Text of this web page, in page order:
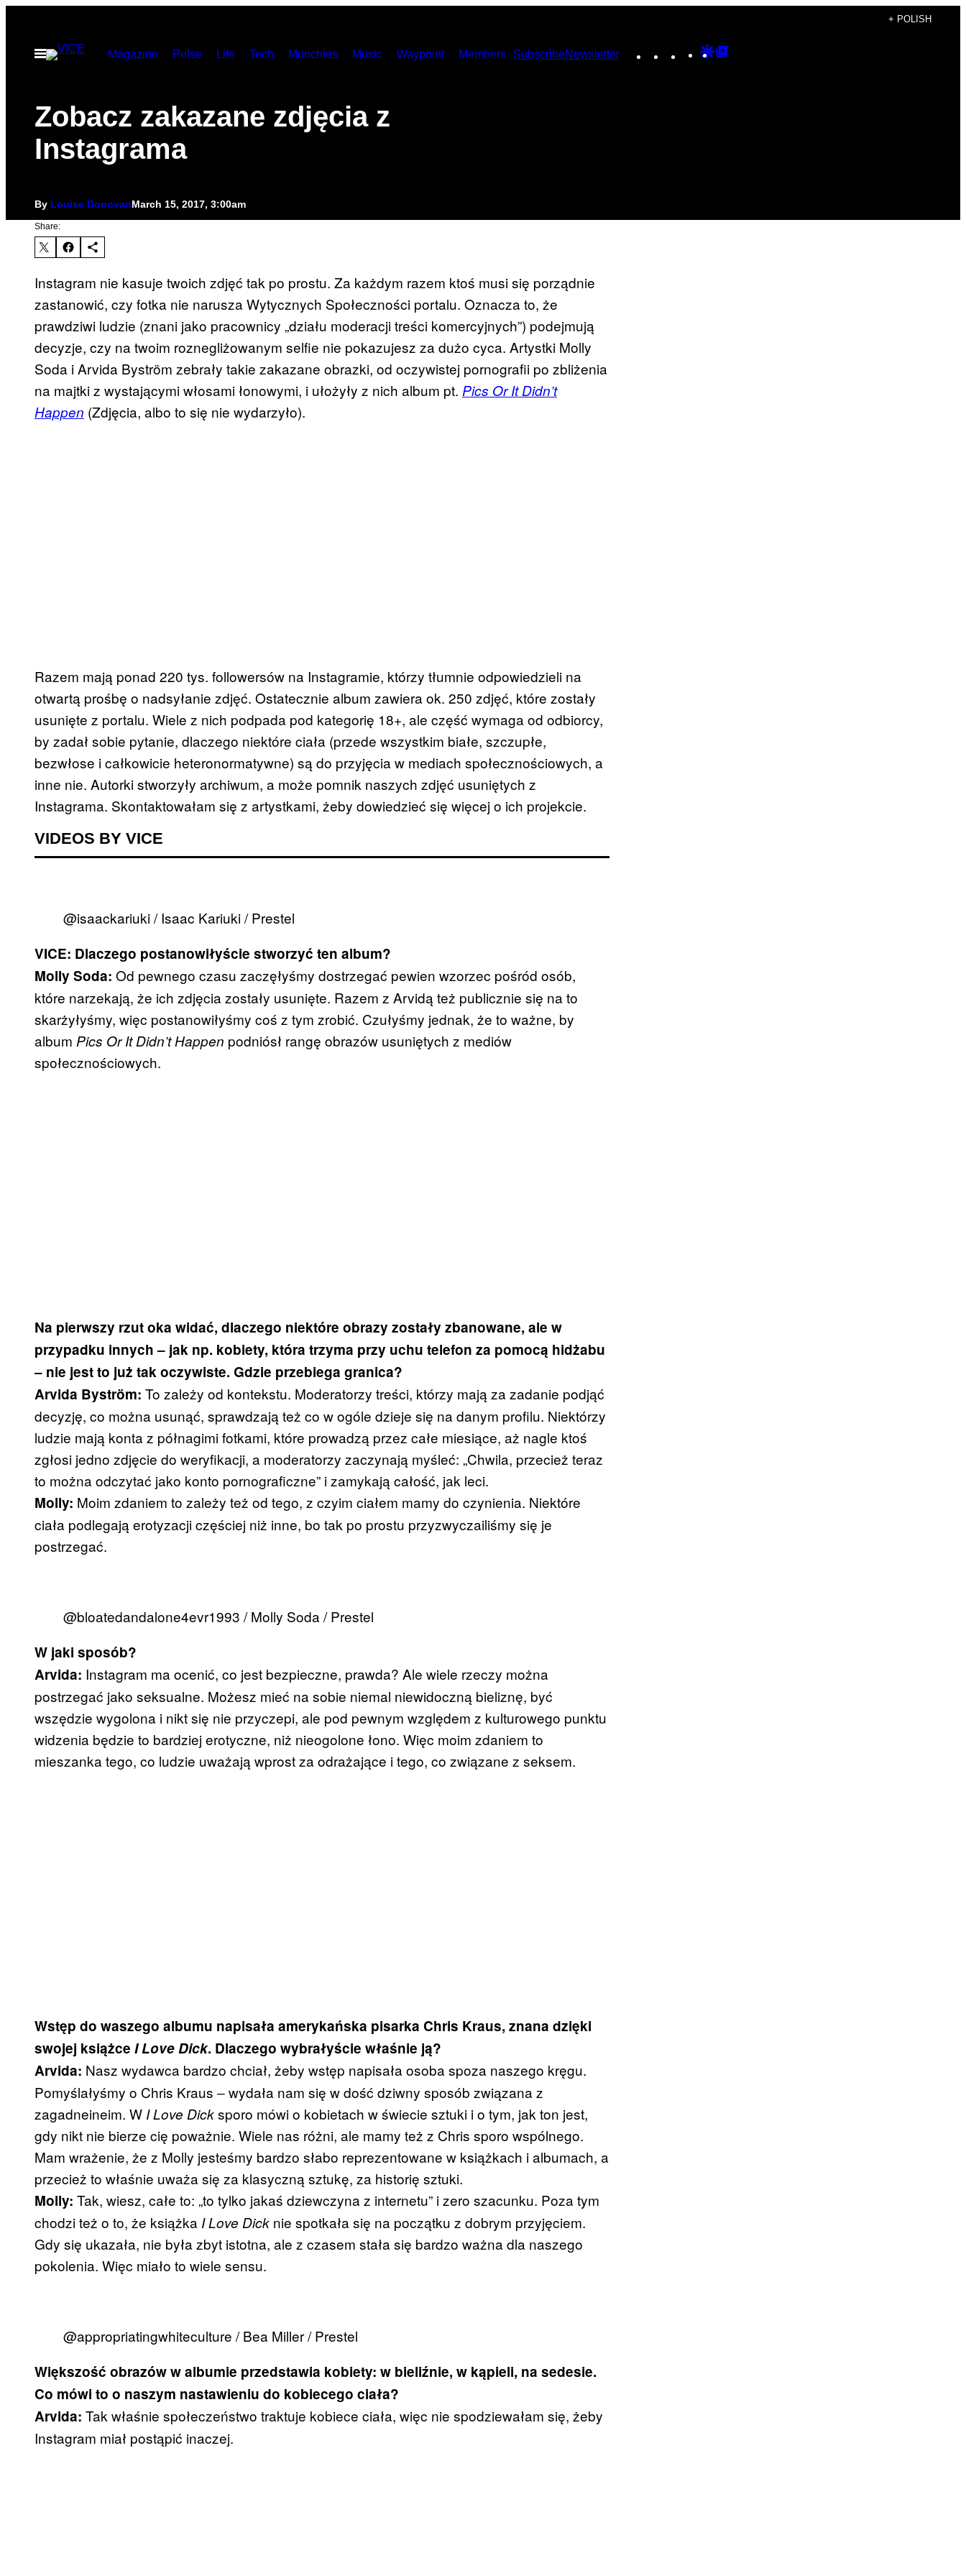
content
+ POLISH
Open
Menu
Magazine Pulse Life Tech Munchies Music Waypoint Members SubscribeNewsletter Instagram
TikTokYouTube
Google
Zobacz zakazane zdjęcia z
Instagrama
By Louise DonovanMarch 15, 2017, 3:00am
Share:
Instagram nie kasuje twoich zdjęć tak po prostu. Za każdym razem ktoś musi się porządnie
zastanowić, czy fotka nie narusza Wytycznych Społeczności portalu. Oznacza to, że
prawdziwi ludzie (znani jako pracownicy „działu moderacji treści komercyjnych”) podejmują
decyzje, czy na twoim roznegliżowanym selfie nie pokazujesz za dużo cyca. Artystki Molly
Soda i Arvida Byström zebrały takie zakazane obrazki, od oczywistej pornografii po zbliżenia
na majtki z wystającymi włosami łonowymi, i ułożyły z nich album pt. Pics Or It Didn’t
Happen (Zdjęcia, albo to się nie wydarzyło).
Razem mają ponad 220 tys. followersów na Instagramie, którzy tłumnie odpowiedzieli na
otwartą prośbę o nadsyłanie zdjęć. Ostatecznie album zawiera ok. 250 zdjęć, które zostały
usunięte z portalu. Wiele z nich podpada pod kategorię 18+, ale część wymaga od odbiorcy,
by zadał sobie pytanie, dlaczego niektóre ciała (przede wszystkim białe, szczupłe,
bezwłose i całkowicie heteronormatywne) są do przyjęcia w mediach społecznościowych, a
inne nie. Autorki stworzyły archiwum, a może pomnik naszych zdjęć usuniętych z
Instagrama. Skontaktowałam się z artystkami, żeby dowiedzieć się więcej o ich projekcie.
VIDEOS BY VICE
@isaackariuki / Isaac Kariuki / Prestel
VICE: Dlaczego postanowiłyście stworzyć ten album?
Molly Soda: Od pewnego czasu zaczęłyśmy dostrzegać pewien wzorzec pośród osób,
które narzekają, że ich zdjęcia zostały usunięte. Razem z Arvidą też publicznie się na to
skarżyłyśmy, więc postanowiłyśmy coś z tym zrobić. Czułyśmy jednak, że to ważne, by
album Pics Or It Didn’t Happen podniósł rangę obrazów usuniętych z mediów
społecznościowych.
Na pierwszy rzut oka widać, dlaczego niektóre obrazy zostały zbanowane, ale w
przypadku innych ‒ jak np. kobiety, która trzyma przy uchu telefon za pomocą hidżabu
‒ nie jest to już tak oczywiste. Gdzie przebiega granica?
Arvida Byström: To zależy od kontekstu. Moderatorzy treści, którzy mają za zadanie podjąć
decyzję, co można usunąć, sprawdzają też co w ogóle dzieje się na danym profilu. Niektórzy
ludzie mają konta z półnagimi fotkami, które prowadzą przez całe miesiące, aż nagle ktoś
zgłosi jedno zdjęcie do weryfikacji, a moderatorzy zaczynają myśleć: „Chwila, przecież teraz
to można odczytać jako konto pornograficzne” i zamykają całość, jak leci.
Molly: Moim zdaniem to zależy też od tego, z czyim ciałem mamy do czynienia. Niektóre
ciała podlegają erotyzacji częściej niż inne, bo tak po prostu przyzwyczailiśmy się je
postrzegać.
@bloatedandalone4evr1993 / Molly Soda / Prestel
W jaki sposób?
Arvida: Instagram ma ocenić, co jest bezpieczne, prawda? Ale wiele rzeczy można
postrzegać jako seksualne. Możesz mieć na sobie niemal niewidoczną bieliznę, być
wszędzie wygolona i nikt się nie przyczepi, ale pod pewnym względem z kulturowego punktu
widzenia będzie to bardziej erotyczne, niż nieogolone łono. Więc moim zdaniem to
mieszanka tego, co ludzie uważają wprost za odrażające i tego, co związane z seksem.
Wstęp do waszego albumu napisała amerykańska pisarka Chris Kraus, znana dzięki
swojej książce I Love Dick. Dlaczego wybrałyście właśnie ją?
Arvida: Nasz wydawca bardzo chciał, żeby wstęp napisała osoba spoza naszego kręgu.
Pomyślałyśmy o Chris Kraus ‒ wydała nam się w dość dziwny sposób związana z
zagadneineim. W I Love Dicksporo mówi o kobietach w świecie sztuki i o tym, jak ton jest,
gdy nikt nie bierze cię poważnie. Wiele nas różni, ale mamy też z Chris sporo wspólnego.
Mam wrażenie, że z Molly jesteśmy bardzo słabo reprezentowane w książkach i albumach, a
przecież to właśnie uważa się za klasyczną sztukę, za historię sztuki.
Molly: Tak, wiesz, całe to: „to tylko jakaś dziewczyna z internetu” i zero szacunku. Poza tym
chodzi też o to, że książka I Love Dick nie spotkała się na początku z dobrym przyjęciem.
Gdy się ukazała, nie była zbyt istotna, ale z czasem stała się bardzo ważna dla naszego
pokolenia. Więc miało to wiele sensu.
@appropriatingwhiteculture / Bea Miller / Prestel
Większość obrazów w albumie przedstawia kobiety: w bieliźnie, w kąpieli, na sedesie.
Co mówi to o naszym nastawieniu do kobiecego ciała?
Arvida: Tak właśnie społeczeństwo traktuje kobiece ciała, więc nie spodziewałam się, żeby
Instagram miał postąpić inaczej.